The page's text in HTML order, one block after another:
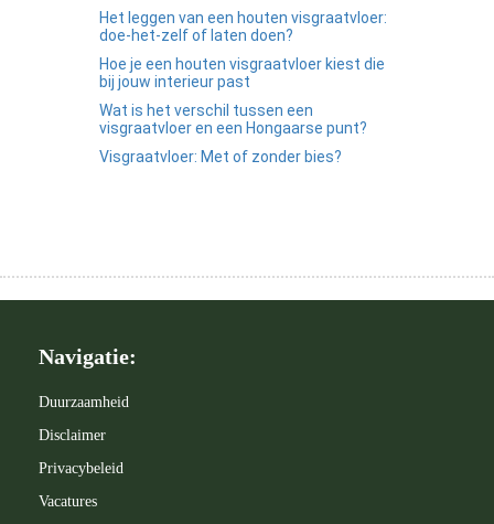
Het leggen van een houten visgraatvloer:
doe-het-zelf of laten doen?
Hoe je een houten visgraatvloer kiest die
bij jouw interieur past
Wat is het verschil tussen een
visgraatvloer en een Hongaarse punt?
Visgraatvloer: Met of zonder bies?
Navigatie:
Duurzaamheid
Disclaimer
Privacybeleid
Vacatures